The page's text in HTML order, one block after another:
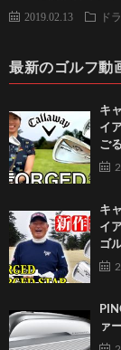
2019.02.13 ド
最新のゴルフ動
キ
イ
ご
キ
イ
ゴ
ァ